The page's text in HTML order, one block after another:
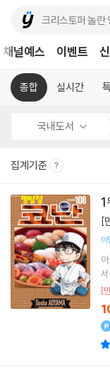
채널예스 이벤트
종합 실시간
국내도서
집계기준
1
[
이
[